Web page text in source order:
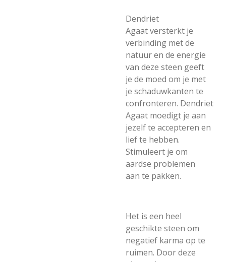
Dendriet
Agaat versterkt je
verbinding met de
natuur en de energie
van deze steen geeft
je de moed om je met
je schaduwkanten te
confronteren. Dendriet
Agaat moedigt je aan
jezelf te accepteren en
lief te hebben.
Stimuleert je om
aardse problemen
aan te pakken.
Het is een heel
geschikte steen om
negatief karma op te
ruimen. Door deze